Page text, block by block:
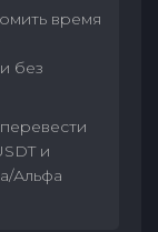
время
без
и
Альфа